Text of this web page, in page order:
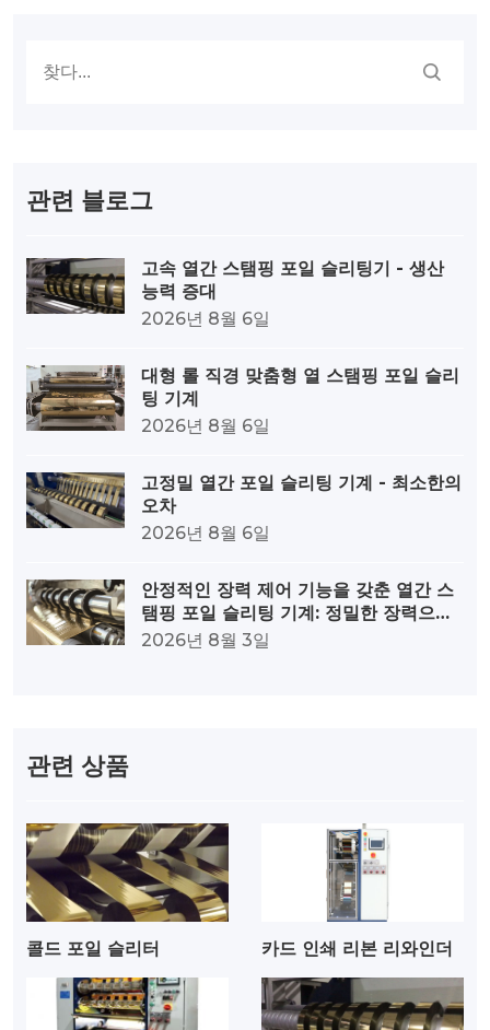
관련 블로그
고속 열간 스탬핑 포일 슬리팅기 - 생산
능력 증대
2026년 8월 6일
대형 롤 직경 맞춤형 열 스탬핑 포일 슬리
팅 기계
2026년 8월 6일
고정밀 열간 포일 슬리팅 기계 - 최소한의
오차
2026년 8월 6일
안정적인 장력 제어 기능을 갖춘 열간 스
탬핑 포일 슬리팅 기계: 정밀한 장력으로
탁월한 품질을 구현합니다.
2026년 8월 3일
관련 상품
콜드 포일 슬리터 카드 인쇄 리본 리와인더